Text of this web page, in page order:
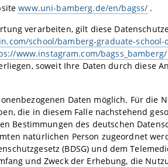
www.uni-bamberg.de/en/bagss/ .
verarbeiten, gilt diese
school/bamberg-graduate-school-
www.instagram.com/bagss_bamberg/
soweit Ihre Daten durch diese
Daten möglich. Für die
die in diesem Falle nachstehend
Bestimmungen des deutschen
natürlichen Person zugeordnet
(BDSG) und dem
und Zweck der Erhebung, die